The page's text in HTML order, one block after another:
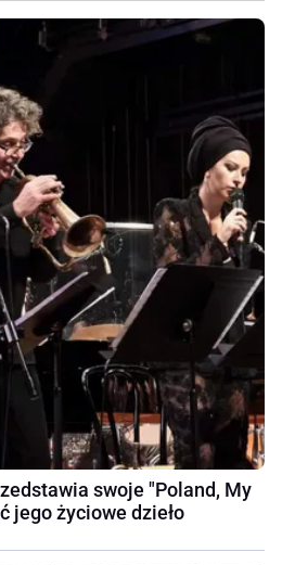
swoje "Poland, My
jego życiowe dzieło